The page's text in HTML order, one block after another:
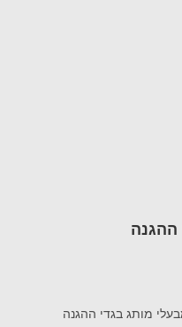
ההגנה
מותג בגדי ההגנה